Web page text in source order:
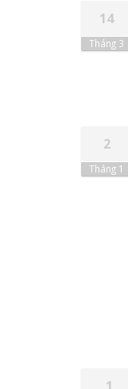
14
Tháng 3
2
Tháng 1